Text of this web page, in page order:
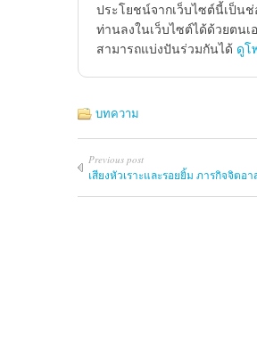
ประโยชน์จากเว็บไซต์นี้เป็น
ท่านลงในเว็บไซต์ได้ด้วยตน
สามารถแบ่งปันร่วมกันได้ ดูโ
บทความ
Previous post
เสียงหัวเราะและรอยยิ้ม ภารกิจจิตอ